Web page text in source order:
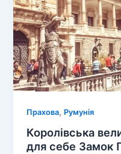
Румунії
Прахова, Румунія
Королівська
для себе Замок